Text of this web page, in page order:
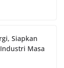
Siapkan
Masa